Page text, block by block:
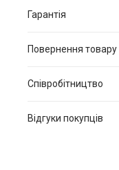
Гарантія
Повернення товару
Співробітництво
Відгуки покупців